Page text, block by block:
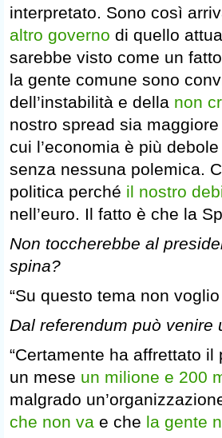
interpretato. Sono così
altro governo di quello
sarebbe visto come un
la gente comune sono
dell’instabilità e della non
nostro spread sia
cui l’economia è più
senza nessuna polemica.
politica perché il nostro
nell’euro. Il fatto è che la
Non toccherebbe al
spina?
“Su questo tema non
Dal referendum può venire
“Certamente ha affrettato
un mese un milione e 200
malgrado
che non va e che la gente